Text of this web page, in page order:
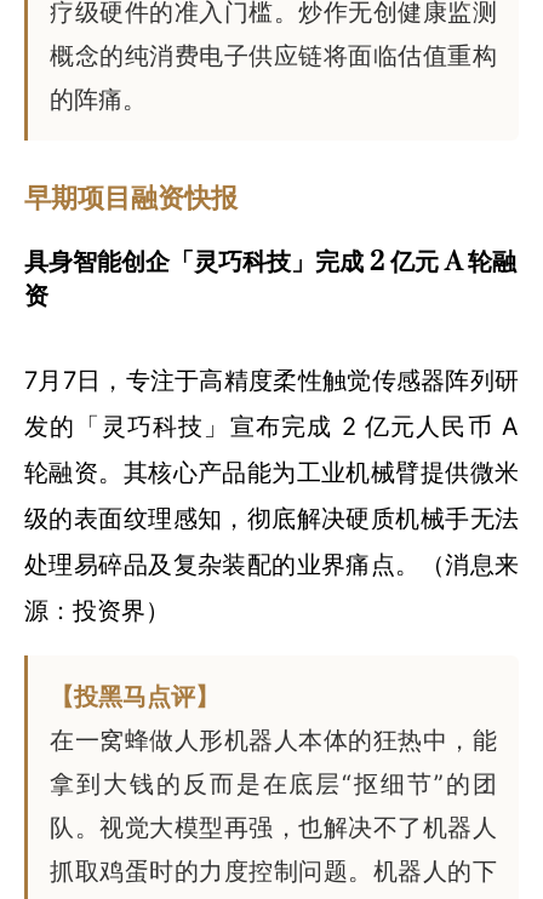
疗级硬件的准入门槛。炒作无创健康监测
概念的纯消费电子供应链将面临估值重构
的阵痛。
早期项目融资快报
具身智能创企「灵巧科技」完成 2 亿元 A 轮融
资
7月7日，专注于高精度柔性触觉传感器阵列研
发的「灵巧科技」宣布完成 2 亿元人民币 A
轮融资。其核心产品能为工业机械臂提供微米
级的表面纹理感知，彻底解决硬质机械手无法
处理易碎品及复杂装配的业界痛点。（消息来
源：投资界）
【投黑马点评】
在一窝蜂做人形机器人本体的狂热中，能
拿到大钱的反而是在底层“抠细节”的团
队。视觉大模型再强，也解决不了机器人
抓取鸡蛋时的力度控制问题。机器人的下